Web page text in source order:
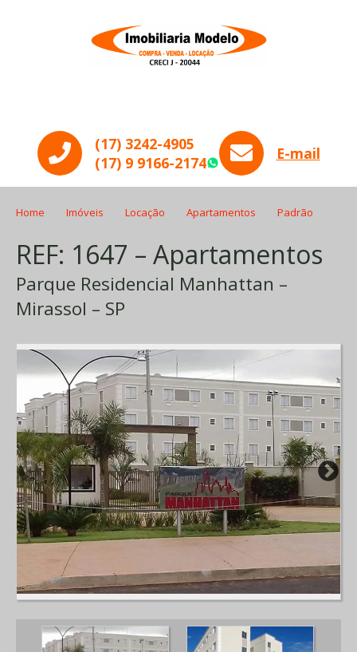
(17) 3242-4905
(17) 9 9166-2174
WhatsApp
E-mail
Home Imóveis Locação Apartamentos Padrão
REF: 1647 – Apartamentos
Parque Residencial Manhattan –
Mirassol – SP